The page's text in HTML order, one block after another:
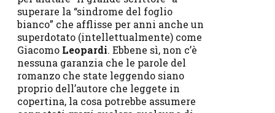
superare la “sindrome del foglio
bianco” che afflisse per anni anche un
superdotato (intellettualmente) come
Giacomo Leopardi. Ebbene sì, non c’è
nessuna garanzia che le parole del
romanzo che state leggendo siano
proprio dell’autore che leggete in
copertina, la cosa potrebbe assumere